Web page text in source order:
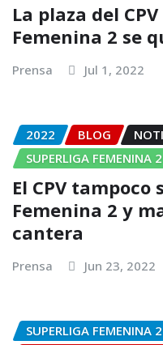
La plaza del
Femenina 2 se
Prensa Jul 1, 2022
2022 BLOG
SUPERLIGA FEMENINA 2
El CPV
Femenina 2 y
cantera
Prensa Jun 23, 2022
SUPERLIGA FEMENINA 2